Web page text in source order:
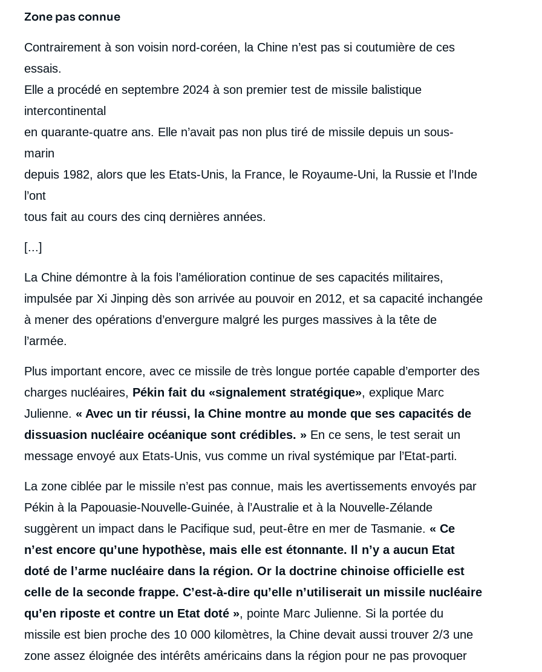
Zone pas connue
Contrairement à son voisin nord-coréen, la Chine n’est pas si coutumière de ces
essais.
Elle a procédé en septembre 2024 à son premier test de missile balistique
intercontinental
en quarante-quatre ans. Elle n’avait pas non plus tiré de missile depuis un sous-
marin
depuis 1982, alors que les Etats-Unis, la France, le Royaume-Uni, la Russie et l’Inde
l’ont
tous fait au cours des cinq dernières années.
[...]
La Chine démontre à la fois l’amélioration continue de ses capacités militaires,
impulsée par Xi Jinping dès son arrivée au pouvoir en 2012, et sa capacité inchangée
à mener des opérations d’envergure malgré les purges massives à la tête de
l’armée.
Plus important encore, avec ce missile de très longue portée capable d’emporter des
charges nucléaires, Pékin fait du «signalement stratégique», explique Marc
Julienne. « Avec un tir réussi, la Chine montre au monde que ses capacités de
dissuasion nucléaire océanique sont crédibles. » En ce sens, le test serait un
message envoyé aux Etats-Unis, vus comme un rival systémique par l’Etat-parti.
La zone ciblée par le missile n’est pas connue, mais les avertissements envoyés par
Pékin à la Papouasie-Nouvelle-Guinée, à l’Australie et à la Nouvelle-Zélande
suggèrent un impact dans le Pacifique sud, peut-être en mer de Tasmanie. « Ce
n’est encore qu’une hypothèse, mais elle est étonnante. Il n’y a aucun Etat
doté de l’arme nucléaire dans la région. Or la doctrine chinoise officielle est
celle de la seconde frappe. C’est-à-dire qu’elle n’utiliserait un missile nucléaire
qu’en riposte et contre un Etat doté », pointe Marc Julienne. Si la portée du
missile est bien proche des 10 000 kilomètres, la Chine devait aussi trouver 2/3 une
zone assez éloignée des intérêts américains dans la région pour ne pas provoquer